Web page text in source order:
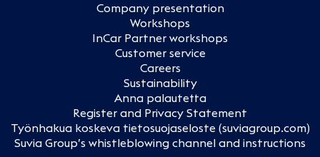
Company presentation
Workshops
InCar Partner workshops
Customer service
Careers
Sustainability
Anna palautetta
Register and Privacy Statement
Työnhakua koskeva tietosuojaseloste (suviagroup.com)
Suvia Group’s whistleblowing channel and instructions